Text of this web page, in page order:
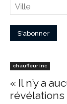
chauffeur inc
« Il n’y a
révélations